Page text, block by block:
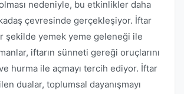
nedeniyle, bu etkinlikler daha
çevresinde gerçekleşiyor. İftar
şekilde yemek yeme geleneği ile
iftarın sünneti gereği oruçlarını
hurma ile açmayı tercih ediyor. İftar
dualar, toplumsal dayanışmayı